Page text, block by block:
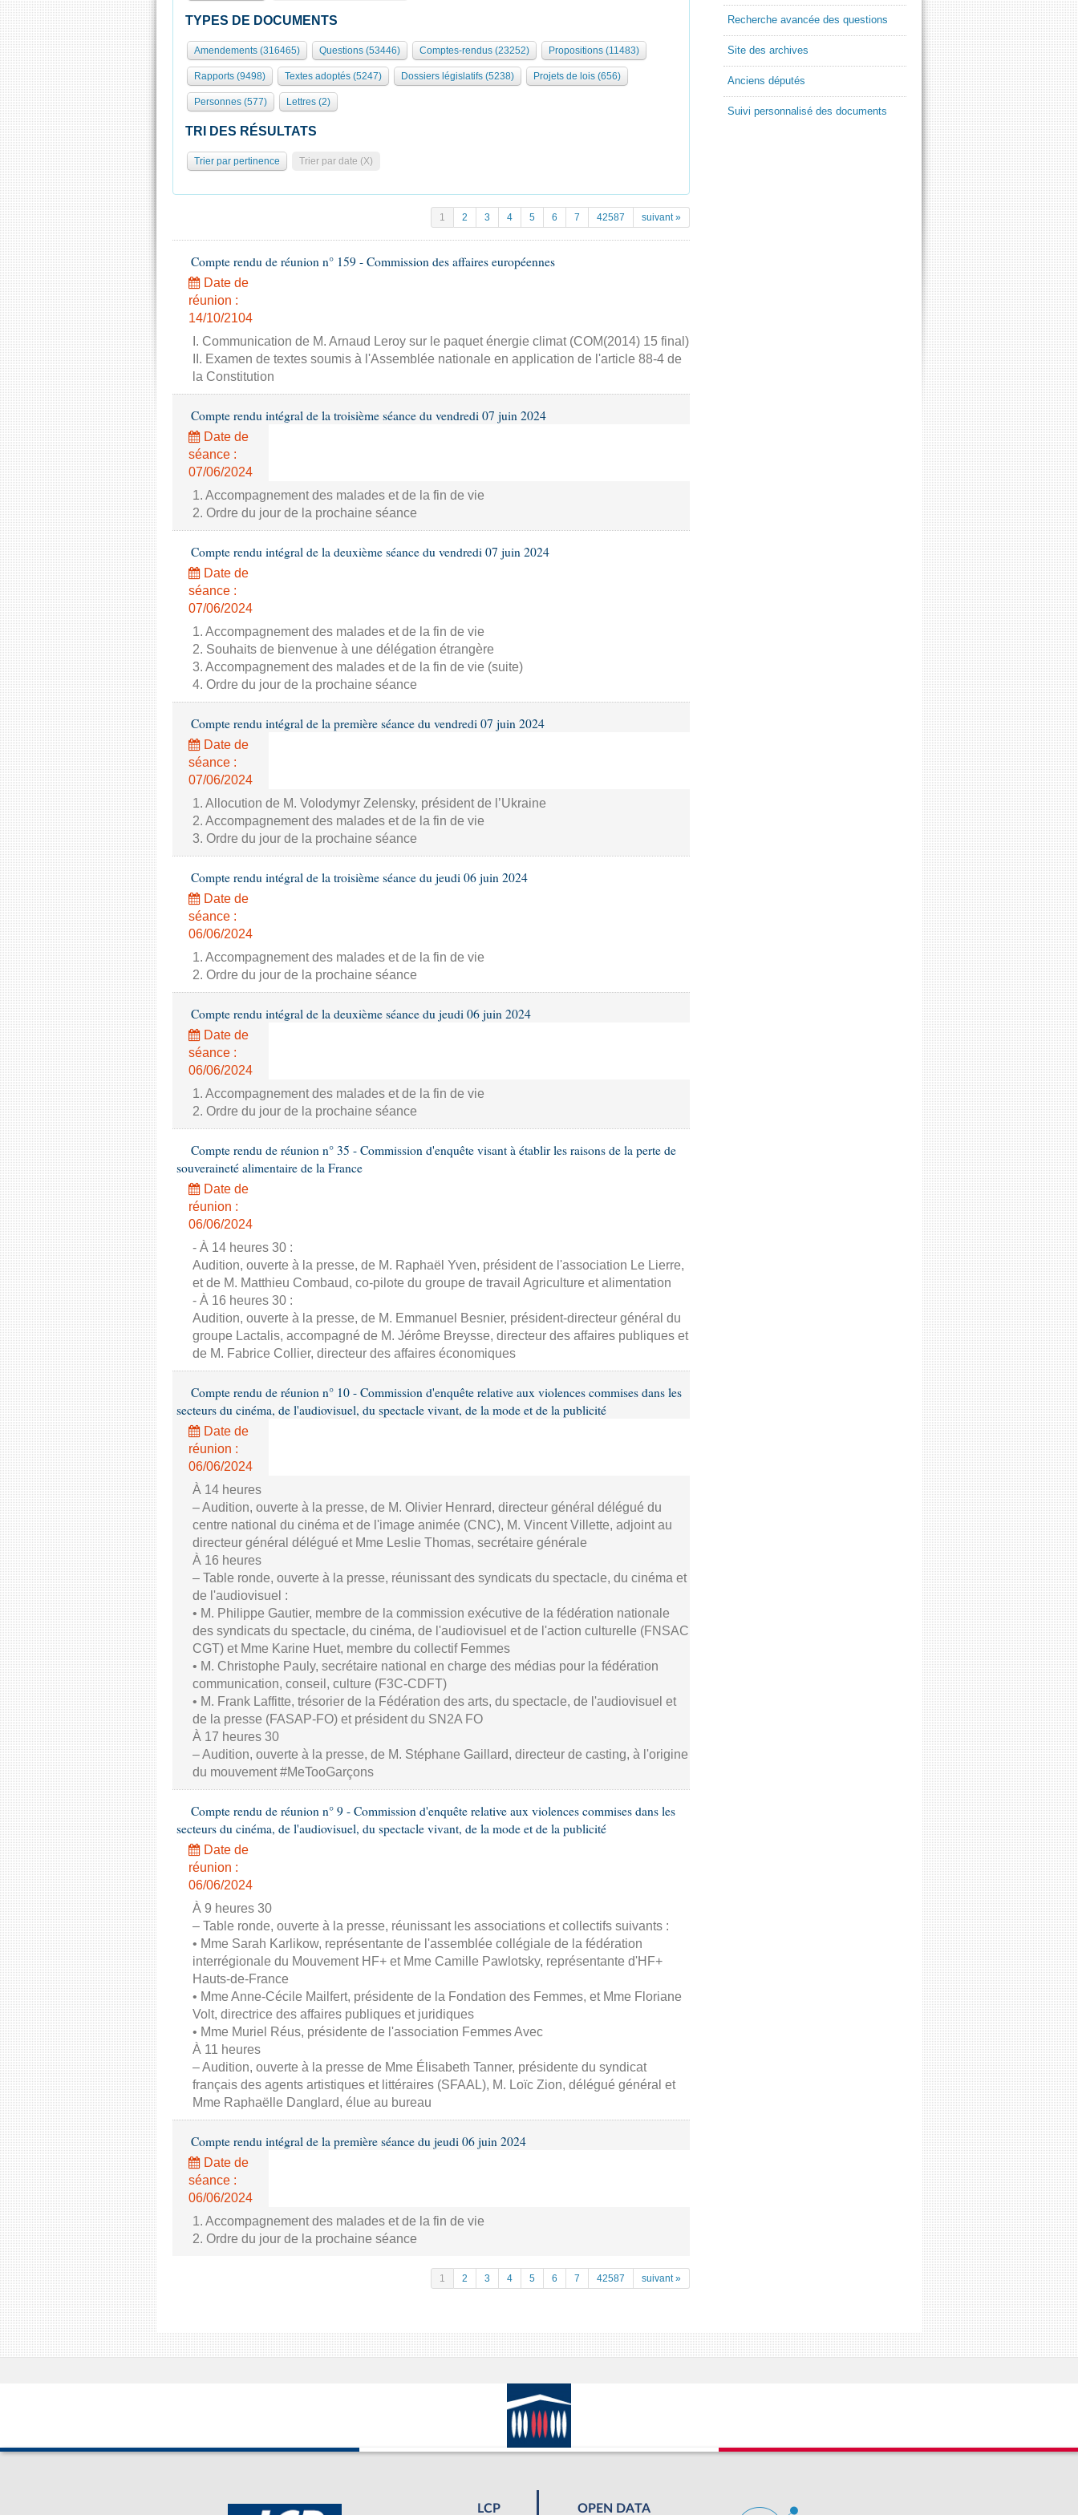
TYPES DE DOCUMENTS
Amendements (316465) Questions (53446) Comptes-rendus (23252) Propositions (11483)
Rapports (9498) Textes adoptés (5247) Dossiers législatifs (5238) Projets de lois (656)
Personnes (577) Lettres (2)
TRI DES RÉSULTATS
Trier par pertinence Trier par date (X)
1 2 3 4 5 6 7 42587 suivant »
Compte rendu de réunion n° 159 - Commission des affaires européennes
Date de
réunion :
14/10/2104
I. Communication de M. Arnaud Leroy sur le paquet énergie climat (COM(2014) 15 final)
II. Examen de textes soumis à l'Assemblée nationale en application de l'article 88-4 de
la Constitution
Compte rendu intégral de la troisième séance du vendredi 07 juin 2024
Date de
séance :
07/06/2024
1. Accompagnement des malades et de la fin de vie
2. Ordre du jour de la prochaine séance
Compte rendu intégral de la deuxième séance du vendredi 07 juin 2024
Date de
séance :
07/06/2024
1. Accompagnement des malades et de la fin de vie
2. Souhaits de bienvenue à une délégation étrangère
3. Accompagnement des malades et de la fin de vie (suite)
4. Ordre du jour de la prochaine séance
Compte rendu intégral de la première séance du vendredi 07 juin 2024
Date de
séance :
07/06/2024
1. Allocution de M. Volodymyr Zelensky, président de l’Ukraine
2. Accompagnement des malades et de la fin de vie
3. Ordre du jour de la prochaine séance
Compte rendu intégral de la troisième séance du jeudi 06 juin 2024
Date de
séance :
06/06/2024
1. Accompagnement des malades et de la fin de vie
2. Ordre du jour de la prochaine séance
Compte rendu intégral de la deuxième séance du jeudi 06 juin 2024
Date de
séance :
06/06/2024
1. Accompagnement des malades et de la fin de vie
2. Ordre du jour de la prochaine séance
Compte rendu de réunion n° 35 - Commission d'enquête visant à établir les raisons de la perte de
souveraineté alimentaire de la France
Date de
réunion :
06/06/2024
- À 14 heures 30 :
Audition, ouverte à la presse, de M. Raphaël Yven, président de l'association Le Lierre,
et de M. Matthieu Combaud, co-pilote du groupe de travail Agriculture et alimentation
- À 16 heures 30 :
Audition, ouverte à la presse, de M. Emmanuel Besnier, président-directeur général du
groupe Lactalis, accompagné de M. Jérôme Breysse, directeur des affaires publiques et
de M. Fabrice Collier, directeur des affaires économiques
Compte rendu de réunion n° 10 - Commission d'enquête relative aux violences commises dans les
secteurs du cinéma, de l'audiovisuel, du spectacle vivant, de la mode et de la publicité
Date de
réunion :
06/06/2024
À 14 heures
– Audition, ouverte à la presse, de M. Olivier Henrard, directeur général délégué du
centre national du cinéma et de l'image animée (CNC), M. Vincent Villette, adjoint au
directeur général délégué et Mme Leslie Thomas, secrétaire générale
À 16 heures
– Table ronde, ouverte à la presse, réunissant des syndicats du spectacle, du cinéma et
de l'audiovisuel :
• M. Philippe Gautier, membre de la commission exécutive de la fédération nationale
des syndicats du spectacle, du cinéma, de l'audiovisuel et de l'action culturelle (FNSAC
CGT) et Mme Karine Huet, membre du collectif Femmes
• M. Christophe Pauly, secrétaire national en charge des médias pour la fédération
communication, conseil, culture (F3C-CDFT)
• M. Frank Laffitte, trésorier de la Fédération des arts, du spectacle, de l'audiovisuel et
de la presse (FASAP-FO) et président du SN2A FO
À 17 heures 30
– Audition, ouverte à la presse, de M. Stéphane Gaillard, directeur de casting, à l'origine
du mouvement #MeTooGarçons
Compte rendu de réunion n° 9 - Commission d'enquête relative aux violences commises dans les
secteurs du cinéma, de l'audiovisuel, du spectacle vivant, de la mode et de la publicité
Date de
réunion :
06/06/2024
À 9 heures 30
– Table ronde, ouverte à la presse, réunissant les associations et collectifs suivants :
• Mme Sarah Karlikow, représentante de l'assemblée collégiale de la fédération
interrégionale du Mouvement HF+ et Mme Camille Pawlotsky, représentante d'HF+
Hauts-de-France
• Mme Anne-Cécile Mailfert, présidente de la Fondation des Femmes, et Mme Floriane
Volt, directrice des affaires publiques et juridiques
• Mme Muriel Réus, présidente de l'association Femmes Avec
À 11 heures
– Audition, ouverte à la presse de Mme Élisabeth Tanner, présidente du syndicat
français des agents artistiques et littéraires (SFAAL), M. Loïc Zion, délégué général et
Mme Raphaëlle Danglard, élue au bureau
Compte rendu intégral de la première séance du jeudi 06 juin 2024
Date de
séance :
06/06/2024
1. Accompagnement des malades et de la fin de vie
2. Ordre du jour de la prochaine séance
1 2 3 4 5 6 7 42587 suivant »
Recherche avancée des questions
Site des archives
Anciens députés
Suivi personnalisé des documents
LCP OPEN DATA